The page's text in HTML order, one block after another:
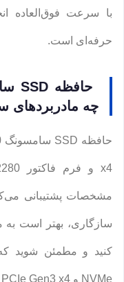
با سرعت فوق‌العاده
حرفه‌ای است.
چه مادربردهای
مشخصات پشتیبانی
سازگاری، بهتر است
NVMe و PCIe Gen3 x4 است.